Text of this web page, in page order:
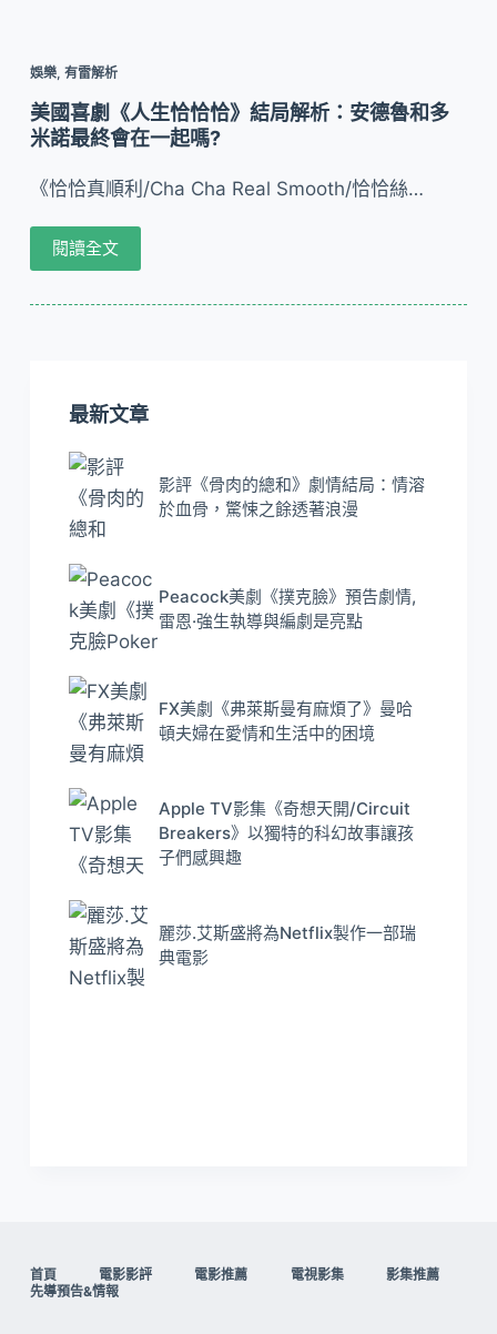
娛樂, 有雷解析
美國喜劇《人生恰恰恰》結局解析：安德魯和多
米諾最終會在一起嗎?
《恰恰真順利/Cha Cha Real Smooth/恰恰絲…
閱讀全文
最新文章
影評《骨肉的總和》劇情結局：情溶
於血骨，驚悚之餘透著浪漫
Peacock美劇《撲克臉》預告劇情,
雷恩·強生執導與編劇是亮點
FX美劇《弗萊斯曼有麻煩了》曼哈
頓夫婦在愛情和生活中的困境
Apple TV影集《奇想天開/Circuit
Breakers》以獨特的科幻故事讓孩
子們感興趣
麗莎.艾斯盛將為Netflix製作一部瑞
典電影
首頁 電影影評 電影推薦 電視影集
影集推薦
先導預告&情報